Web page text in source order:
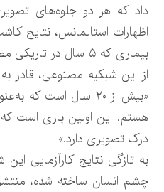
داد که هر دو جلوه‌های
اظهارات استالمانس، نتایج
بیماری که ۵ سال در
از این شبکیه مصنوعی،
«بیش از ۲۰ سال است
هستم. این اولین باری است که
درک تصویری دارد.»
به تازگی نتایج کارآزمایی
چشم انسان ساخته شده،